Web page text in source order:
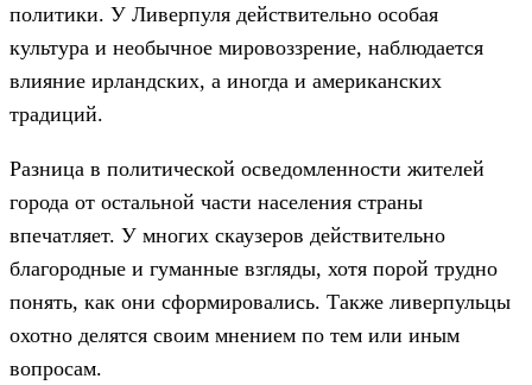
политики. У Ливерпуля действительно особая
культура и необычное мировоззрение, наблюдается
влияние ирландских, а иногда и американских
традиций.
Разница в политической осведомленности жителей
города от остальной части населения страны
впечатляет. У многих скаузеров действительно
благородные и гуманные взгляды, хотя порой трудно
понять, как они сформировались. Также ливерпульцы
охотно делятся своим мнением по тем или иным
вопросам.